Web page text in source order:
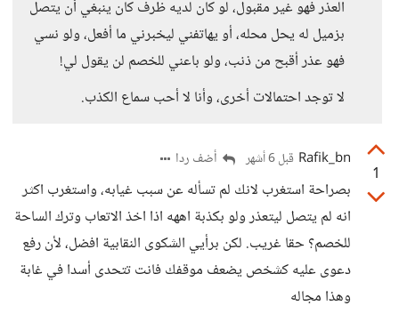
العذر فهو غير مقبول، لو كان لديه ظرف كان ينبغي أن يتصل
بزميل له يحل محله، أو يهاتفني ليخبرني ما أفعل، ولو نسي
فهو عذر أقبح من ذنب، ولو باعني للخصم لن يقول لي!
لا توجد احتمالات أخرى، وأنا لا أحب سماع الكذب.
1
Rafik_bn قبل 6 أشهر أضف ردا
بصراحة استغرب لانك لم تسأله عن سبب غيابه، واستغرب اكثر
انه لم يتصل ليتعذر ولو بكذبة اههه اذا اخذ الاتعاب وترك الساحة
للخصم؟ حقا غريب. لكن برأيي الشكوى النقابية افضل، لأن رفع
دعوى عليه كشخص يضعف موقفك فانت تتحدى أسدا في غابة
وهذا مجاله